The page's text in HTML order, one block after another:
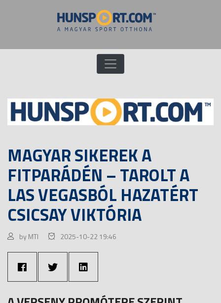
MAGYAR SIKEREK A
FITPARÁDÉN – TAROLT A
LAS VEGASBÓL HAZATÉRT
CSICSAY VIKTÓRIA
by MTI 2025-10-22 19:46